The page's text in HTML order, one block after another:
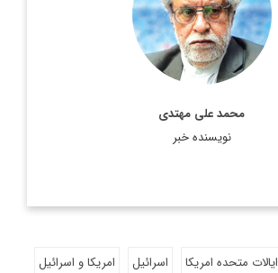
محمد علی مهتدی
نویسنده خبر
اطلاعات بیشتر
ایالات متحده امریکا اسرائیل
امریکا و اسرائیل